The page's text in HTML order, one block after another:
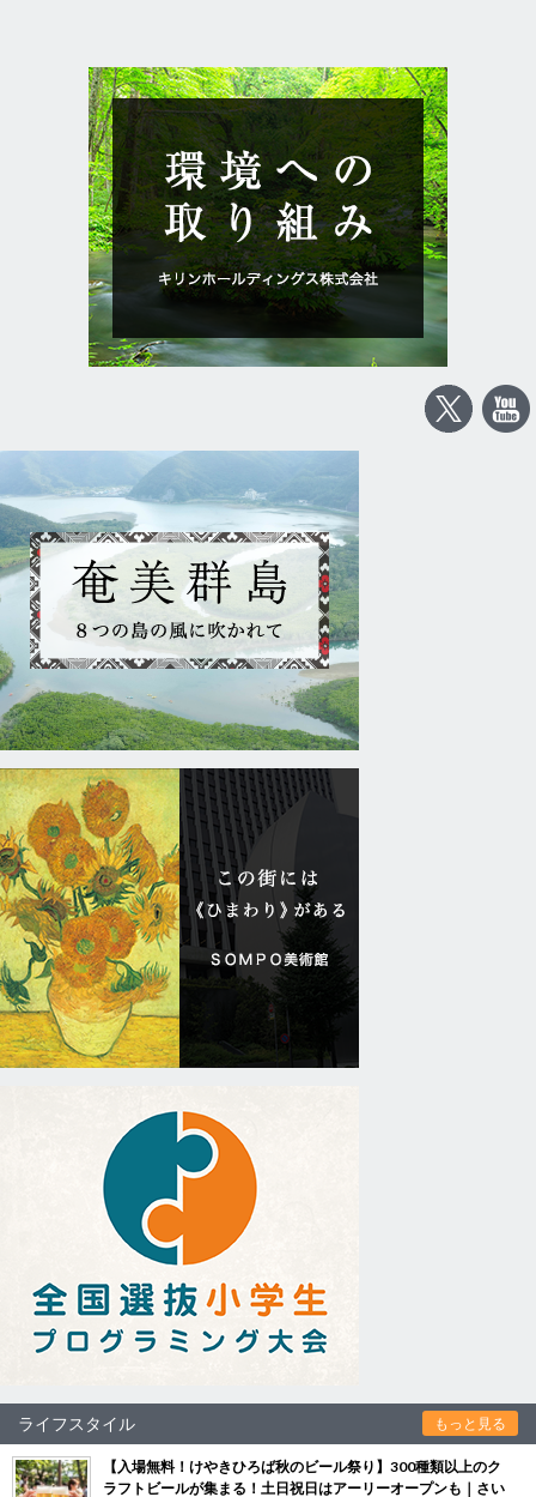
ライフスタイル もっと見る
【入場無料！けやきひろば秋のビール祭り】300種類以上のク
ラフトビールが集まる！土日祝日はアーリーオープンも｜さい